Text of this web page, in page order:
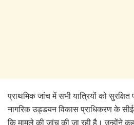
प्राथमिक जांच में सभी यात्रियों को सुरक्षित
नागरिक उड्डयन विकास प्राधिकरण के
कि मामले की जांच की जा रही है। उन्होंने